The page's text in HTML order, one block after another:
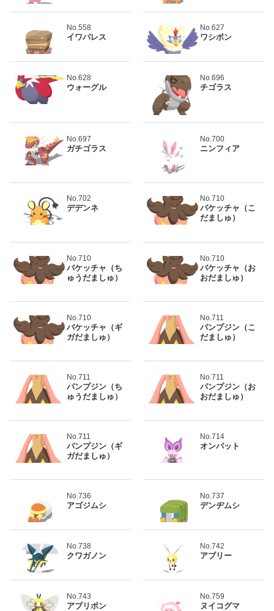
No.558
イワパレス
No.627
ワシボン
No.628
ウォーグル
No.696
チゴラス
No.697
ガチゴラス
No.700
ニンフィア
No.702
デデンネ
No.710
バケッチャ（こ
だましゅ）
No.710
バケッチャ（ち
ゅうだましゅ）
No.710
バケッチャ（お
おだましゅ）
No.710
バケッチャ（ギ
ガだましゅ）
No.711
パンプジン（こ
だましゅ）
No.711
パンプジン（ち
ゅうだましゅ）
No.711
パンプジン（お
おだましゅ）
No.711
パンプジン（ギ
ガだましゅ）
No.714
オンバット
No.736
アゴジムシ
No.737
デンヂムシ
No.738
クワガノン
No.742
アブリー
No.743
アブリボン
No.759
ヌイコグマ